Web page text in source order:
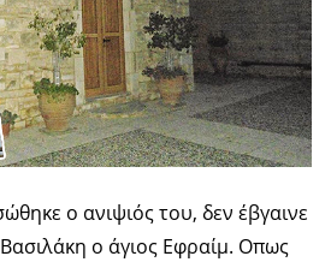
ο ανιψιός του, δεν έβγαινε
ο άγιος Εφραίμ. Οπως